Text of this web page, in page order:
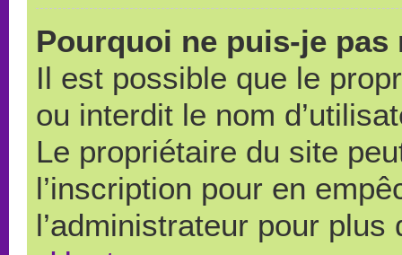
Pourquoi ne puis-je pas
Il est possible que le
ou interdit le nom
Le propriétaire du site
l’inscription pour en
l’administrateur pour